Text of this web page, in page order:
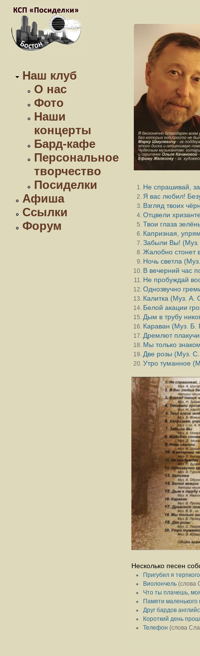
Наш клуб
О нас
Фото
Наши
концерты
Бард-кафе
Персональное
творчество
Посиделки
Афиша
Ссылки
Форум
Не спрашивай,
Я вас любил!
Взгляд твоих
Отцвели
Твои глаза
Капризная,
Забыли Вы! (Муз.
Жалобно стонет
Ночь светла
В вечерний час
Не пробуждай
Однозвучно
Калитка (Муз. А.
Белой акации
Дым в трубу
Караван (Муз. Б.
Дремлют
Мы только
Две розы (Муз.
Утро туманное
Несколько песен
Пригубил я
Виолончель(слова
Что ты плачешь,
Памяти маленького
Друг бардов
Короткий день
Телефон (слова